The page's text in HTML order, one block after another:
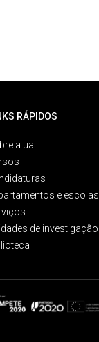
RÁPIDOS
a ua
e escolas
de investigação